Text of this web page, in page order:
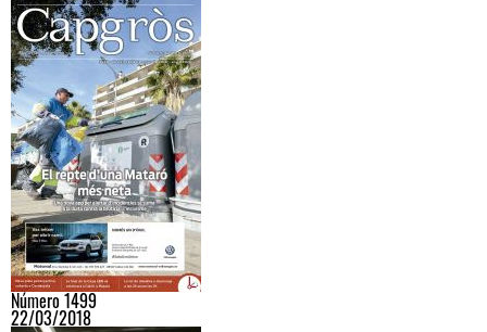
Número 1499
22/03/2018